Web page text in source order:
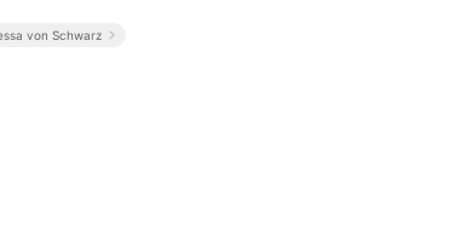
von Schwarz